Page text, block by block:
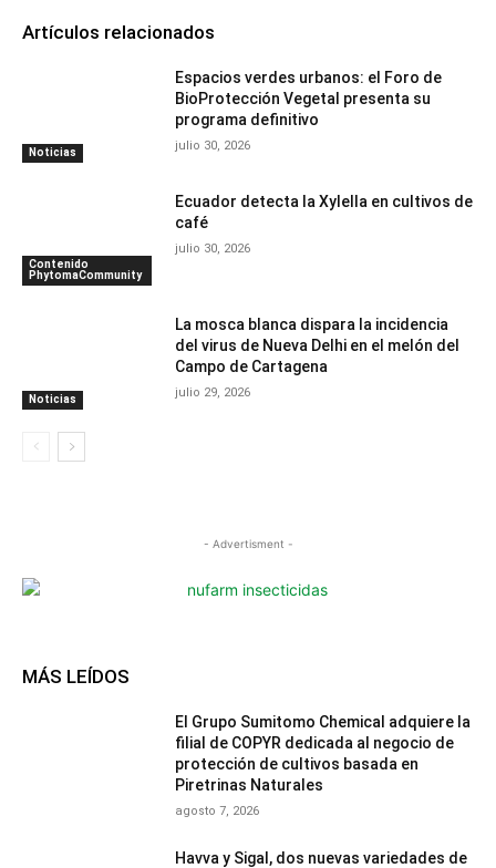
Artículos relacionados
Noticias
Espacios verdes urbanos: el Foro de
BioProtección Vegetal presenta su
programa definitivo
julio 30, 2026
Contenido
PhytomaCommunity
Ecuador detecta la Xylella en cultivos de
café
julio 30, 2026
Noticias
La mosca blanca dispara la incidencia
del virus de Nueva Delhi en el melón del
Campo de Cartagena
julio 29, 2026
- Advertisment -
MÁS LEÍDOS
El Grupo Sumitomo Chemical adquiere la
filial de COPYR dedicada al negocio de
protección de cultivos basada en
Piretrinas Naturales
agosto 7, 2026
Havva y Sigal, dos nuevas variedades de